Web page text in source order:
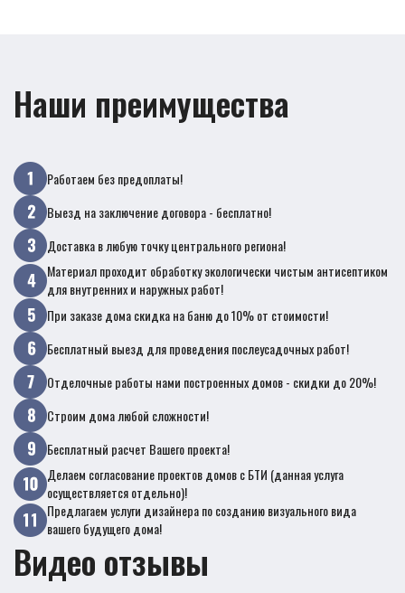
Наши преимущества
Работаем без предоплаты!
Выезд на заключение договора - бесплатно!
Доставка в любую точку центрального региона!
Материал проходит обработку экологически чистым антисептиком
для внутренних и наружных работ!
При заказе дома скидка на баню до 10% от стоимости!
Бесплатный выезд для проведения послеусадочных работ!
Отделочные работы нами построенных домов - скидки до 20%!
Строим дома любой сложности!
Бесплатный расчет Вашего проекта!
Делаем согласование проектов домов с БТИ (данная услуга
осуществляется отдельно)!
Предлагаем услуги дизайнера по созданию визуального вида
вашего будущего дома!
Видео отзывы